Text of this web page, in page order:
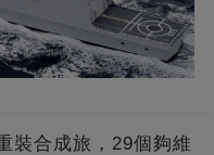
裝合成旅，29個夠維